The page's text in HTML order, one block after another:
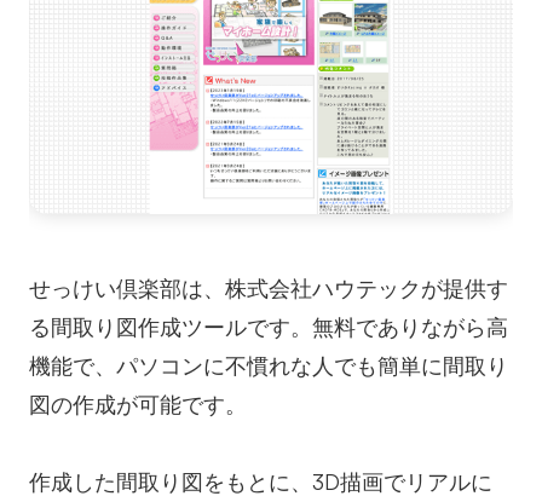
せっけい倶楽部は、株式会社ハウテックが提供す
る間取り図作成ツールです。無料でありながら高
機能で、パソコンに不慣れな人でも簡単に間取り
図の作成が可能です。
作成した間取り図をもとに、3D描画でリアルに